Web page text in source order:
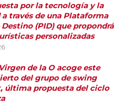
por la tecnología y la
través de una Plataforma
(PID) que propondrá
personalizadas
de la O acoge este
del grupo de swing
última propuesta del ciclo